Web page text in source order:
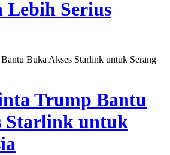
Lebih Serius
Trump Bantu
Starlink untuk